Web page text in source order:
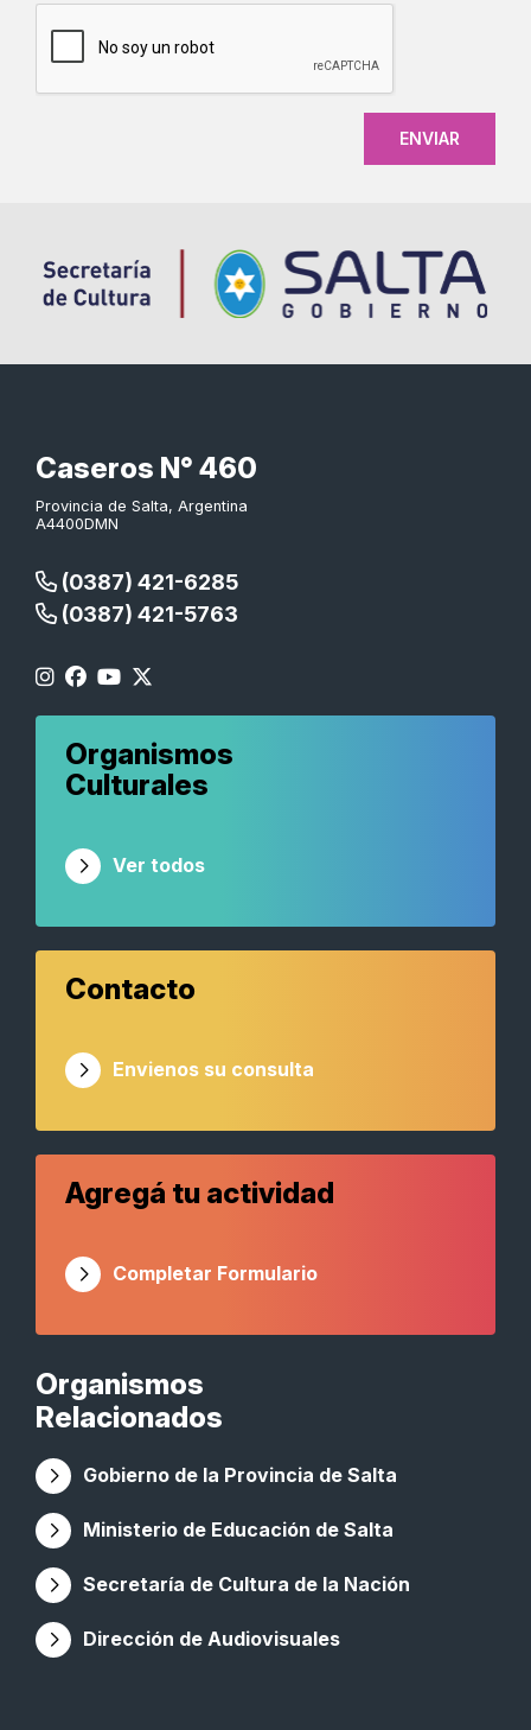
Caseros N° 460
Provincia de Salta, Argentina
A4400DMN
(0387) 421-6285
(0387) 421-5763
Organismos
Relacionados
Gobierno de la Provincia de Salta
Ministerio de Educación de Salta
Secretaría de Cultura de la Nación
Dirección de Audiovisuales
Organismos
Culturales
Ver todos
Contacto
Envienos su consulta
Agregá tu actividad
Completar Formulario